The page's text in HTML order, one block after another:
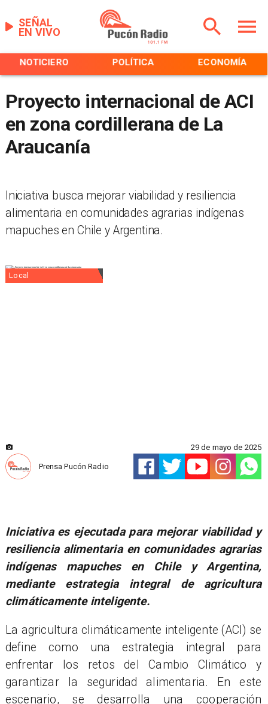
EN VIVO
SEÑAL
NOTICIERO POLÍTICA ECONOMÍA
Proyecto internacional de ACI
en zona cordillerana de La
Araucanía
Iniciativa busca mejorar viabilidad y resiliencia
alimentaria en comunidades agrarias indígenas
mapuches en Chile y Argentina.
Local
Prensa Pucón Radio
29 de mayo de 2025
Iniciativa es ejecutada para mejorar viabilidad y
resiliencia alimentaria en comunidades agrarias
indígenas mapuches en Chile y Argentina,
mediante estrategia integral de agricultura
climáticamente inteligente.
La agricultura climáticamente inteligente (ACI) se
define como una estrategia integral para
enfrentar los retos del Cambio Climático y
garantizar la seguridad alimentaria. En este
escenario, se desarrolla una cooperación